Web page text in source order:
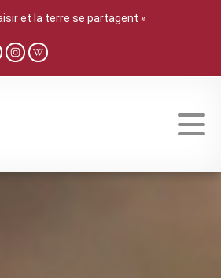
et la terre se partagent »